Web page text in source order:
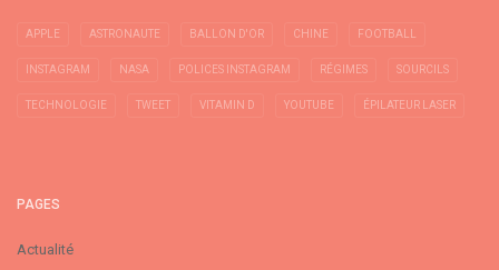
APPLE ASTRONAUTE BALLON D'OR CHINE FOOTBALL
INSTAGRAM NASA POLICES INSTAGRAM RÉGIMES SOURCILS
TECHNOLOGIE TWEET VITAMIN D YOUTUBE ÉPILATEUR LASER
PAGES
Actualité